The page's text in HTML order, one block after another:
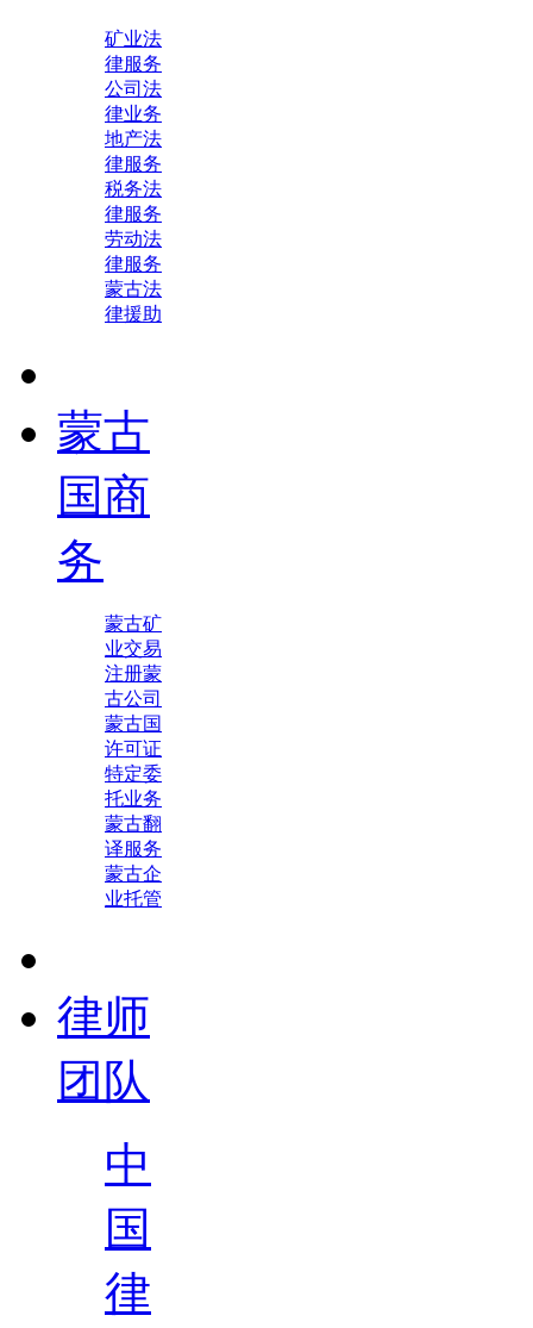
矿业法
律服务
公司法
律业务
地产法
律服务
税务法
律服务
劳动法
律服务
蒙古法
律援助
蒙古
国商
务
蒙古矿
业交易
注册蒙
古公司
蒙古国
许可证
特定委
托业务
蒙古翻
译服务
蒙古企
业托管
律师
团队
中
国
律